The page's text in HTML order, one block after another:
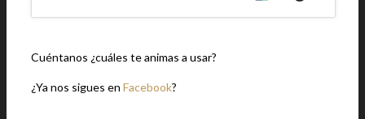
Cuéntanos ¿cuáles te animas a usar?
¿Ya nos sigues en Facebook?